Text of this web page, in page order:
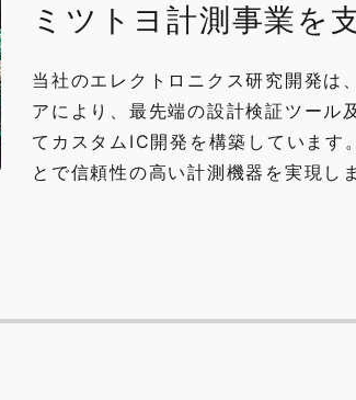
ミツトヨ計測事業を
当社のエレクトロニクス研究開発は
アにより、最先端の設計検証ツール
てカスタムIC開発を構築しています
とで信頼性の高い計測機器を実現し